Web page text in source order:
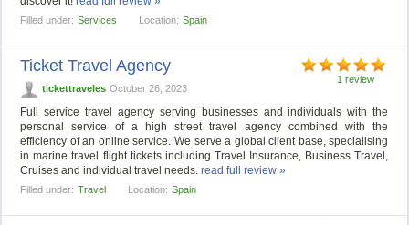
Filled under: Services Location: Spain
1 review
Ticket Travel Agency
tickettraveles October 26, 2023
Full service travel agency serving businesses and individuals with the
personal service of a high street travel agency combined with the
efficiency of an online service. We serve a global client base, specialising
in marine travel flight tickets including Travel Insurance, Business Travel,
Cruises and individual travel needs.read full review »
Filled under: Travel Location: Spain